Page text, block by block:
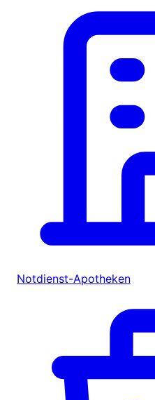
Notdienst-Apotheken